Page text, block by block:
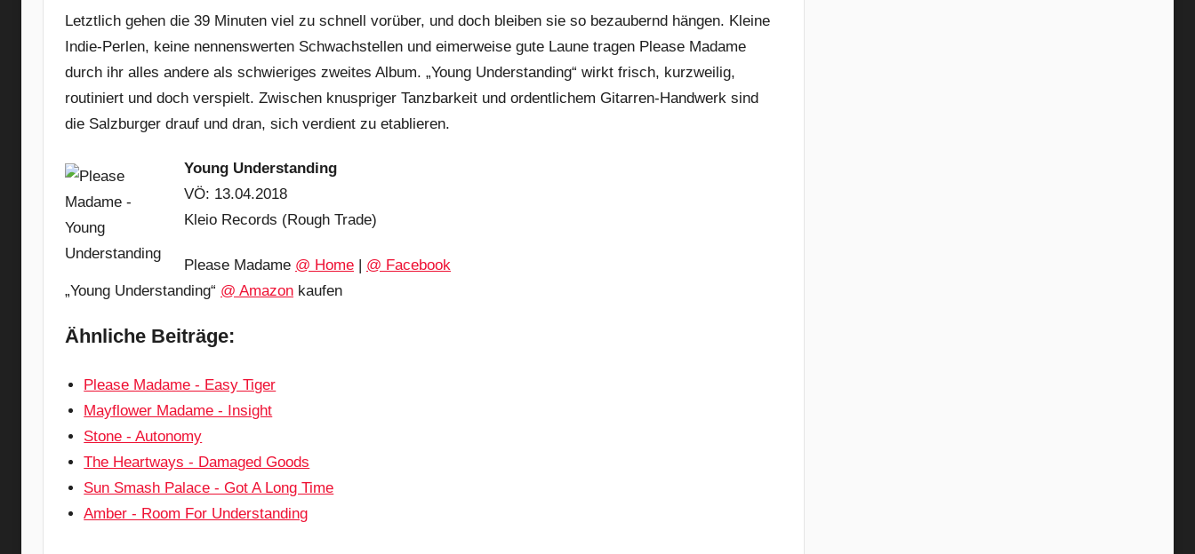
Letztlich gehen die 39 Minuten viel zu schnell vorüber, und doch bleiben sie so bezaubernd hängen. Kleine
Indie-Perlen, keine nennenswerten Schwachstellen und eimerweise gute Laune tragen Please Madame
durch ihr alles andere als schwieriges zweites Album. „Young Understanding“ wirkt frisch, kurzweilig,
routiniert und doch verspielt. Zwischen knuspriger Tanzbarkeit und ordentlichem Gitarren-Handwerk sind
die Salzburger drauf und dran, sich verdient zu etablieren.
Young Understanding
VÖ: 13.04.2018
Kleio Records (Rough Trade)
Please Madame @ Home | @ Facebook
„Young Understanding“ @ Amazon kaufen
Ähnliche Beiträge:
Please Madame - Easy Tiger
Mayflower Madame - Insight
Stone - Autonomy
The Heartways - Damaged Goods
Sun Smash Palace - Got A Long Time
Amber - Room For Understanding